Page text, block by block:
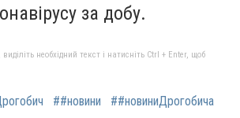
за добу.
необхідний текст і натисніть Ctrl + Enter, щоб
##новини
##новиниДрогобича